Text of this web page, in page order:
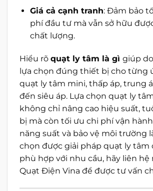
Giá cả cạnh tranh: Đảm bảo
phí đầu tư mà vẫn sở hữu
chất lượng.
Hiểu rõ quạt ly tâm là gì giúp
lựa chọn đúng thiết bị cho từng
quạt ly tâm mini, thấp áp, trung
đến siêu áp. Lựa chọn quạt ly
không chỉ nâng cao hiệu suất,
bị mà còn tối ưu chi phí vận
năng suất và bảo vệ môi trường
chọn được giải pháp quạt ly tâm
phù hợp với nhu cầu, hãy liên hệ
Quạt Điện Vina để được tư vấn